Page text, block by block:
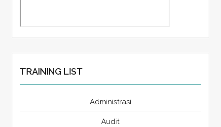
TRAINING LIST
Administrasi
Audit